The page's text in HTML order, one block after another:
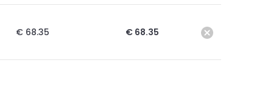
€ 68.35 € 68.35